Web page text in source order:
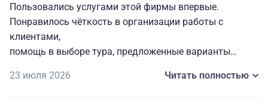
Пользовались услугами этой фирмы впервые.
Понравилось чёткость в организации работы с
клиентами,
помощь в выборе тура, предложенные варианты
порядок оплаты тура.
23 июля 2026 Читать полностью